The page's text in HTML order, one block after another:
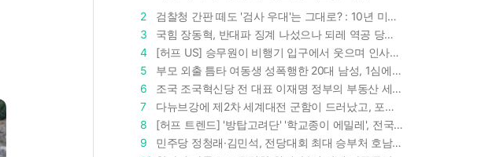
2
검찰청 간판 떼도 '검사 우대'는 그대로? : 10년 미만 검사는 중수청 4급 수사관으로 직행한다
3
국힘 장동혁, 반대파 징계 나섰으나 되레 역공 당했다 : 조경태 "4월 방미 2억 쓴 대표부터 징계해야"
4
[허프 US] 승무원이 비행기 입구에서 웃으며 인사하는 '진짜' 이유 : 찰나의 순간에 날카로운 관찰
5
부모 외출 틈타 여동생 성폭행한 20대 남성, 1심에서 5년형 선고 : 친족 간 '암수범죄'의 심각성
6
조국 조국혁신당 전 대표 이재명 정부의 부동산 세제개편안 비판했다 : '공공주택 대전환' 촉구
7
다뉴브강에 제2차 세계대전 군함이 드러났고, 포항 수돗물은 갑자기 짜졌다 : 폭염·가뭄이 만든 낯선 풍경
8
[허프 트렌드] '방탑고려단' '학교종이 에밀레', 전국 275팀 몰린 2026년 국립중앙박물관 분장대회 : 숨은 실력자들 나온다
9
민주당 정청래·김민석, 전당대회 최대 승부처 호남 표심잡기 총력 : 격차 10%p 안이냐, 밖이냐